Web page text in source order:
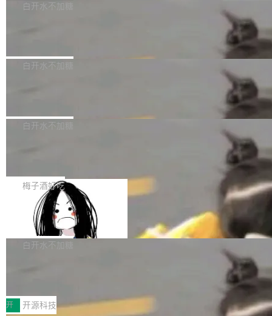
36个月。 公告显示，本次宇树科技战略配售对
员工参与设立的专项资产管理计划。其中，Dee
获配9...
Bug fixes and enhancements 修复多次传递同
一个回归问题，该问题导致拉取镜像时会拒绝包
题，该问题可能导致在旧版 Linux 内核...
白开水不加糖
e 孵化器项目管理委员会（IPMC）投票中获得
P）！这一里程碑不仅标志着 Fluss 迈入新的发
白开水不加糖
长期停止内容更新，未能实现其作为“AI版维基百
提交的编辑请求也长期处于待处理状态。 Groki
pedia 于去年底上线，定位为由人工智能生成内
容的百科平台，被马斯克视为传统众包百科网站
维基百科的替代方案。Lawfare 调查发现，无论
热门页面还是低关注度页面，均未出现近期更
白开水不加糖
是这样的：配 MessageSource 的 Bean、写 R
eloadableResourceBundleMessageSource、
声明 LocaleResolver、注册 LocaleChangeInt
erceptor…五六步之后才能看到第一行翻译文
本。 Solon 换了个方式。整个 i18n 模块围绕三
梅子酒好吃
Apache Doris 4.1 全面增强 Iceberg：
支持 UPDATE、MERGE INTO 与 Iceb
erg V3
Apache Doris 4.1 要补齐的，正是缺失的那一
半。在已有查询能力的基础上，Doris 进一步支
常维护操作，并完整支持 Iceberg V3 格式。
白开水不加糖
村国家自主创新示范区会议中心开幕。本届大会
开 开源科技